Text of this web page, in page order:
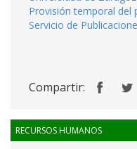
Provisión temporal del
Servicio de
Compartir:
RECURSOS HUMANOS